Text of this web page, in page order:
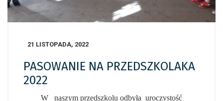
21 LISTOPADA, 2022
PASOWANIE NA PRZEDSZKOLAKA
2022
W naszym przedszkolu odbyła uroczystość